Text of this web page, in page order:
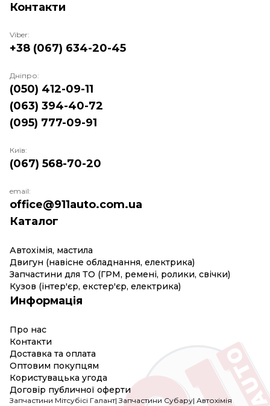
Каталог
Автохімія, мастила
Двигун (навісне обладнання, електрика)
Запчастини для ТО (ГРМ, ремені, ролики, свічки)
Кузов (інтер'єр, екстер'єр, електрика)
Информація
Про нас
Контакти
Доставка та оплата
Оптовим покупцям
Користувацька угода
Договір публичної оферти
Контакти
Viber:
+38 (067) 634-20-45
Дніпро:
(050) 412-09-11
(063) 394-40-72
(095) 777-09-91
Київ:
(067) 568-70-20
email:
office@911auto.com.ua
Запчастини Мітсубісі Галант|Запчастини Субару| Автохімія